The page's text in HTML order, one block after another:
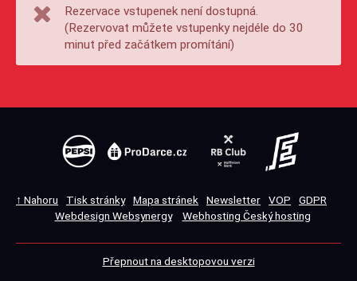
Rezervace vstupenek není dostupná.
(Rezervovat můžete vstupenky nejdéle do 30
minut před začátkem promítání)
↑ Nahoru Tisk stránky Mapa stránek Newsletter VOP
GDPR
Webdesign Websynergy
Webhosting Český hosting
Přepnout na desktopovou verzi